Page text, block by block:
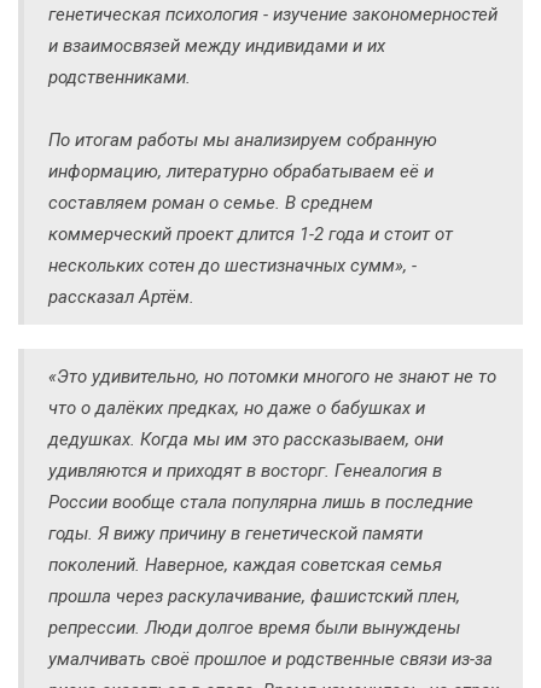
генетическая психология - изучение закономерностей
и взаимосвязей между индивидами и их
родственниками.
По итогам работы мы анализируем собранную
информацию, литературно обрабатываем её и
составляем роман о семье. В среднем
коммерческий проект длится 1-2 года и стоит от
нескольких сотен до шестизначных сумм», -
рассказал Артём.
«Это удивительно, но потомки многого не знают не то
что о далёких предках, но даже о бабушках и
дедушках. Когда мы им это рассказываем, они
удивляются и приходят в восторг. Генеалогия в
России вообще стала популярна лишь в последние
годы. Я вижу причину в генетической памяти
поколений. Наверное, каждая советская семья
прошла через раскулачивание, фашистский плен,
репрессии. Люди долгое время были вынуждены
умалчивать своё прошлое и родственные связи из-за